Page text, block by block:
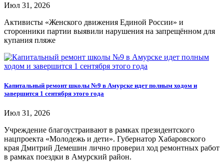
Июл 31, 2026
Активисты «Женского движения Единой России» и
сторонники партии выявили нарушения на запрещённом для
купания пляже
Капитальный ремонт школы №9 в Амурске идет полным ходом и
завершится 1 сентября этого года
Июл 31, 2026
Учреждение благоустраивают в рамках президентского
нацпроекта «Молодежь и дети». Губернатор Хабаровского
края Дмитрий Демешин лично проверил ход ремонтных работ
в рамках поездки в Амурский район.